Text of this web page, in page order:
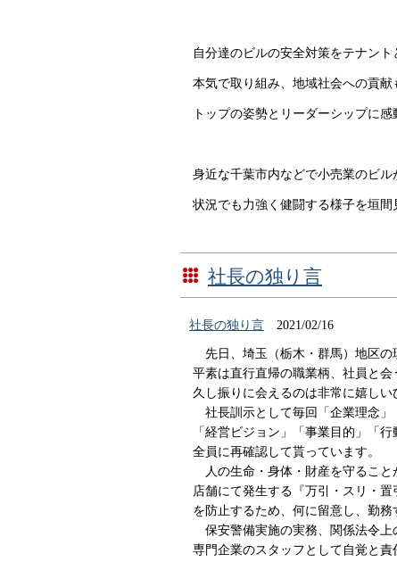
自分達のビルの安全対策をテナント
本気で取り組み、地域社会への貢献
トップの姿勢とリーダーシップに感
身近な千葉市内などで小売業のビル
状況でも力強く健闘する様子を垣間
社長の独り言
社長の独り言 2021/02/16
先日、埼玉（栃木・群馬）地区の
平素は直行直帰の職業柄、社員と会
久し振りに会えるのは非常に嬉しい
社長訓示として毎回「企業理念」
「経営ビジョン」「事業目的」「
全員に再確認して貰っています。
人の生命・身体・財産を守ること
店舗にて発生する『万引・スリ・置
を防止するため、何に留意し、勤務
保安警備実施の実務、関係法令上
専門企業のスタッフとして自覚と責